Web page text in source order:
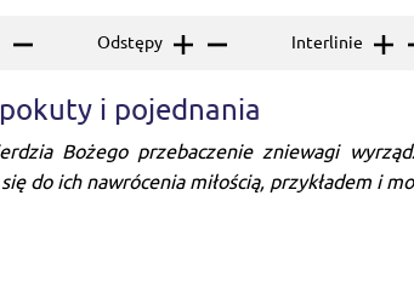
Odstępy Interlinie
i pojednania
Bożego przebaczenie zniewagi
do ich nawrócenia miłością, przykładem i